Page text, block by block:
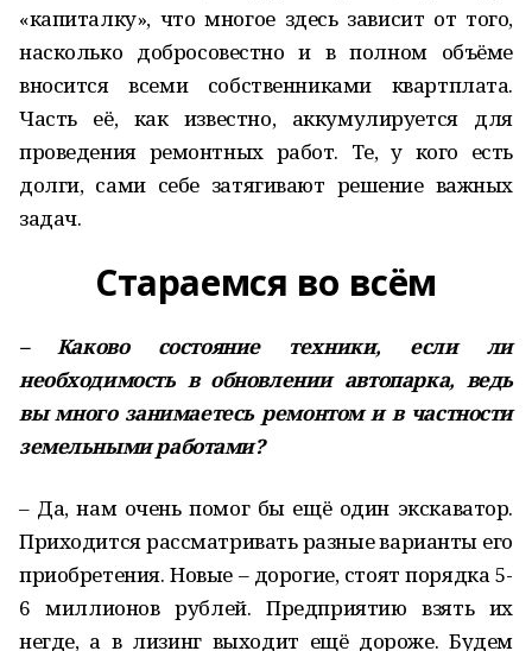
«капиталку», что многое здесь зависит от того,
насколько добросовестно и в полном объёме
вносится всеми собственниками квартплата.
Часть её, как известно, аккумулируется для
проведения ремонтных работ. Те, у кого есть
долги, сами себе затягивают решение важных
задач.
Стараемся во всём
– Каково состояние техники, если ли
необходимость в обновлении автопарка, ведь
вы много занимаетесь ремонтом и в частности
земельными работами?
– Да, нам очень помог бы ещё один экскаватор.
Приходится рассматривать разные варианты его
приобретения. Новые – дорогие, стоят порядка 5-
6 миллионов рублей. Предприятию взять их
негде, а в лизинг выходит ещё дороже. Будем